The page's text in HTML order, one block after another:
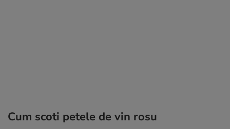
Cum scoti petele de vin rosu